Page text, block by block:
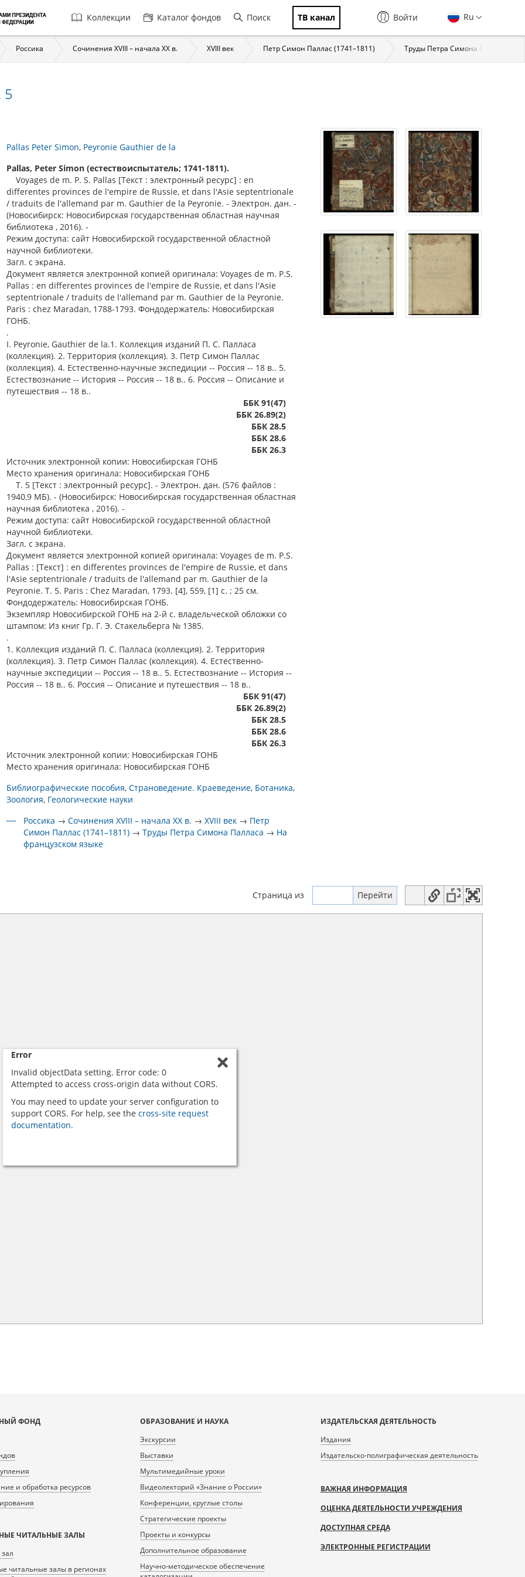
Главная
навигация
Коллекции Каталог фондов Поиск ТВ канал Ru
Войти
Россика Сочинения XVIII – начала XX в. XVIII век Петр Симон Паллас (1741–1811) Труды Петра Симона Палласа
5
Pallas Peter Simon Peyronie Gauthier de la
Pallas, Peter Simon (естествоиспытатель; 1741-1811).
Voyages de m. P. S. Pallas [Текст : электронный ресурс] : en
differentes provinces de l'empire de Russie, et dans l'Asie septentrionale
/ traduits de l'allemand par m. Gauthier de la Peyronie. - Электрон. дан. -
(Новосибирск: Новосибирская государственная областная научная
библиотека , 2016). -
Режим доступа: сайт Новосибирской государственной областной
научной библиотеки.
Загл. с экрана.
Документ является электронной копией оригинала: Voyages de m. P.S.
Pallas : en differentes provinces de l'empire de Russie, et dans l'Asie
septentrionale / traduits de l'allemand par m. Gauthier de la Peyronie.
Paris : chez Maradan, 1788-1793. Фондодержатель: Новосибирская
ГОНБ.
.
I. Peyronie, Gauthier de la.1. Коллекция изданий П. С. Палласа
(коллекция). 2. Территория (коллекция). 3. Петр Симон Паллас
(коллекция). 4. Естественно-научные экспедиции -- Россия -- 18 в.. 5.
Естествознание -- История -- Россия -- 18 в.. 6. Россия -- Описание и
путешествия -- 18 в..
ББК 91(47)
ББК 26.89(2)
ББК 28.5
ББК 28.6
ББК 26.3
Источник электронной копии: Новосибирская ГОНБ
Место хранения оригинала: Новосибирская ГОНБ
Т. 5 [Текст : электронный ресурс]. - Электрон. дан. (576 файлов :
1940,9 МБ). - (Новосибирск: Новосибирская государственная областная
научная библиотека , 2016). -
Режим доступа: сайт Новосибирской государственной областной
научной библиотеки.
Загл. с экрана.
Документ является электронной копией оригинала: Voyages de m. P.S.
Pallas : [Текст] : en differentes provinces de l'empire de Russie, et dans
l'Asie septentrionale / traduits de l'allemand par m. Gauthier de la
Peyronie. Т. 5. Paris : Chez Maradan, 1793. [4], 559, [1] с. ; 25 см.
Фондодержатель: Новосибирская ГОНБ.
Экземпляр Новосибирской ГОНБ на 2-й с. владельческой обложки со
штампом: Из книг Гр. Г. Э. Стакельберга № 1385.
.
1. Коллекция изданий П. С. Палласа (коллекция). 2. Территория
(коллекция). 3. Петр Симон Паллас (коллекция). 4. Естественно-
научные экспедиции -- Россия -- 18 в.. 5. Естествознание -- История --
Россия -- 18 в.. 6. Россия -- Описание и путешествия -- 18 в..
ББК 91(47)
ББК 26.89(2)
ББК 28.5
ББК 28.6
ББК 26.3
Источник электронной копии: Новосибирская ГОНБ
Место хранения оригинала: Новосибирская ГОНБ
Библиографические пособия Страноведение. Краеведение Ботаника
Зоология Геологические науки
Россика →Сочинения XVIII – начала XX в. →XVIII век → Петр
Симон Паллас (1741–1811) →Труды Петра Симона Палласа → На
французском языке
Страница из
Error
Invalid objectData setting. Error code: 0
Attempted to access cross-origin data without CORS.
You may need to update your server configuration to
support CORS. For help, see the cross-site request
documentation.
ФОНД
и обработка ресурсов
ЧИТАЛЬНЫЕ ЗАЛЫ
читальные залы в регионах
ОБРАЗОВАНИЕ И НАУКА
Экскурсии
Выставки
Мультимедийные уроки
Видеолекторий «Знание о России»
Конференции, круглые столы
Стратегические проекты
Проекты и конкурсы
Дополнительное образование
Научно-методическое обеспечение
ИЗДАТЕЛЬСКАЯ ДЕЯТЕЛЬНОСТЬ
Издания
Издательско-полиграфическая деятельность
ВАЖНАЯ ИНФОРМАЦИЯ
ОЦЕНКА ДЕЯТЕЛЬНОСТИ УЧРЕЖДЕНИЯ
ДОСТУПНАЯ СРЕДА
ЭЛЕКТРОННЫЕ РЕГИСТРАЦИИ